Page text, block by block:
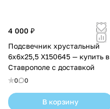
4 000 ₽
Подсвечник хрустальный
6х6х25,5 X150645 — купить в
Ставрополе с доставкой
0 0
В корзину